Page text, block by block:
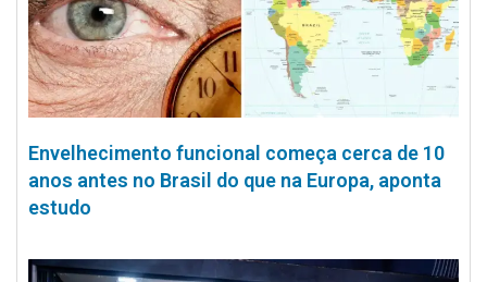
Envelhecimento funcional começa cerca de 10
anos antes no Brasil do que na Europa, aponta
estudo